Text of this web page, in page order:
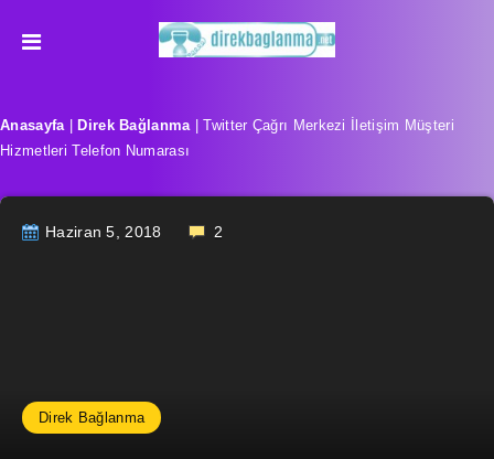
Anasayfa| Direk Bağlanma|Twitter Çağrı Merkezi İletişim Müşteri
Hizmetleri Telefon Numarası
Haziran 5, 2018 2
Direk Bağlanma